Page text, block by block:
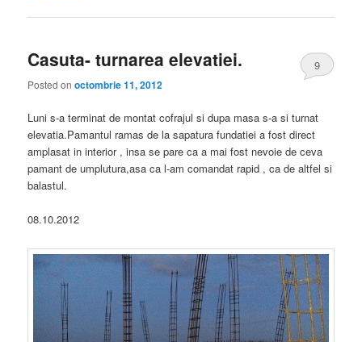
Casuta- turnarea elevatiei.
Posted onoctombrie 11, 2012
9
Luni s-a terminat de montat cofrajul si dupa masa s-a si turnat
elevatia.Pamantul ramas de la sapatura fundatiei a fost direct
amplasat in interior , insa se pare ca a mai fost nevoie de ceva
pamant de umplutura,asa ca l-am comandat rapid , ca de altfel si
balastul.
08.10.2012